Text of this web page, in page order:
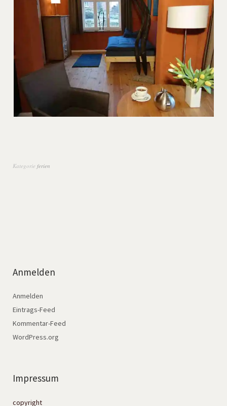
Kategorie ferien
Anmelden
Anmelden
Eintrags-Feed
Kommentar-Feed
WordPress.org
Impressum
copyright